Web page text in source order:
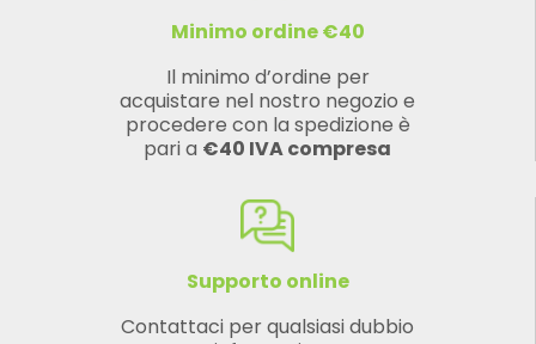
Minimo ordine €40
Il minimo d’ordine per
acquistare nel nostro negozio e
procedere con la spedizione è
pari a €40 IVA compresa
Supporto online
Contattaci per qualsiasi dubbio